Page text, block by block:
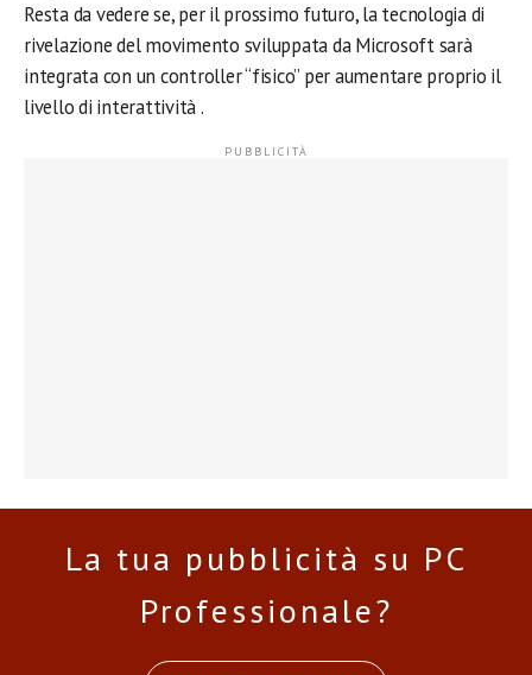
Resta da vedere se, per il prossimo futuro, la tecnologia di
rivelazione del movimento sviluppata da Microsoft sarà
integrata con un controller “fisico” per aumentare proprio il
livello di interattività .
La tua pubblicità su PC
Professionale?